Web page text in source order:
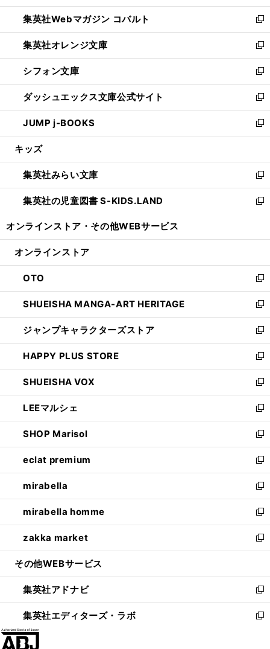
開
く
ウ
で
開
く
ン
ド
ウ
で
開
く
ウ
ィ
ン
ド
ウ
で
開
く
集英社Webマガジン コバルト
新
し
い
ウ
ィ
ン
ド
ウ
で
開
集英社オレンジ文庫
新
し
い
ウ
ィ
ン
ド
ウ
開
く
シフォン文庫
新
し
い
ウ
ィ
ン
ウ
で
開
く
ダッシュエックス文庫公式サイト
新
し
い
ウ
ン
ド
ウ
で
JUMP j-BOOKS
新
し
ウ
ィ
ン
ド
開
キッズ
集英社みらい文庫
新
し
い
ン
ウ
で
開
く
集英社の児童図書 S-KIDS.LAND
新
ウ
ン
ド
ウ
で
開
く
オンラインストア・ その他WEBサービス
オンラインストア
OTO
新
し
い
ウ
ィ
ン
ド
ウ
で
開
く
SHUEISHA MANGA-ART HERITAGE
新
し
い
ウ
ィ
ン
ド
ウ
で
開
く
ジャンプキャラクターズストア
新
し
い
ウ
ィ
ン
ド
ウ
で
開
く
HAPPY PLUS STORE
新
し
い
ウ
ィ
ン
ド
ウ
で
開
く
SHUEISHA VOX
新
し
い
ウ
ィ
ン
ド
ウ
で
開
く
LEEマルシェ
新
し
い
ウ
ィ
ン
ド
ウ
で
開
く
SHOP Marisol
新
し
い
ウ
ィ
ン
ド
ウ
で
開
eclat premium
新
し
い
ウ
ィ
ン
ド
ウ
開
く
mirabella
新
し
い
ウ
ィ
ン
ウ
で
開
く
mirabella homme
新
し
い
ウ
ン
ド
ウ
で
zakka market
新
し
ウ
ィ
ン
ド
その他WEBサービス
集英社アドナビ
新
し
い
集英社エディターズ・ラボ
新